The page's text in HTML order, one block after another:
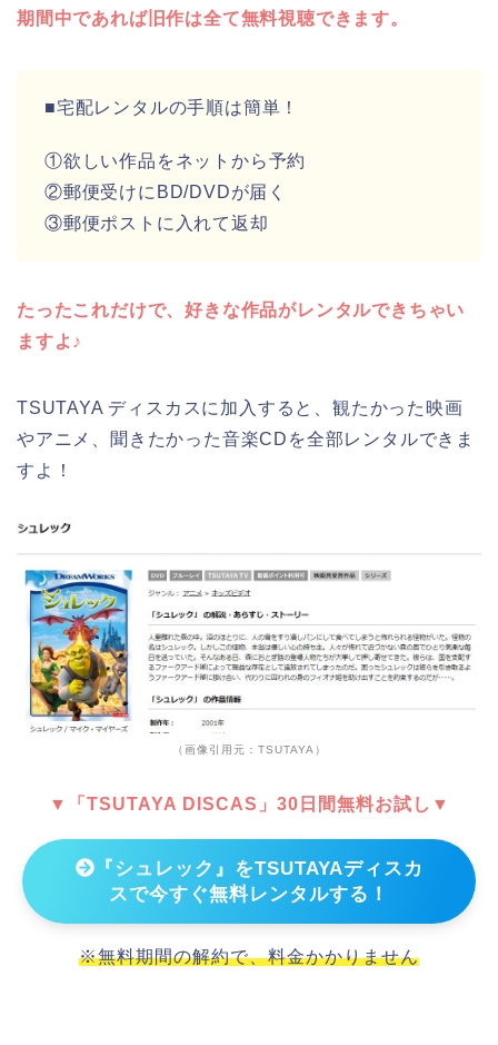
期間中であれば旧作は全て無料視聴できます。
■宅配レンタルの手順は簡単！
①欲しい作品をネットから予約
②郵便受けにBD/DVDが届く
③郵便ポストに入れて返却
たったこれだけで、好きな作品がレンタルできちゃい
ますよ♪
TSUTAYA ディスカスに加入すると、観たかった映画
やアニメ、聞きたかった音楽CDを全部レンタルできま
すよ！
（画像引用元：TSUTAYA）
▼「TSUTAYA DISCAS」30日間無料お試し▼
『シュレック』をTSUTAYAディスカ
スで今すぐ無料レンタルする！
※無料期間の解約で、料金かかりません